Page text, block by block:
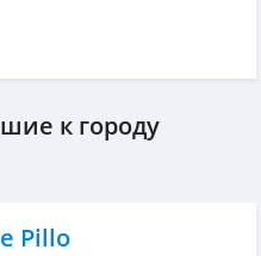
к городу
Pillo